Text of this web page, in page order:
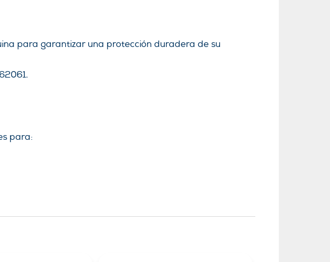
para garantizar una protección duradera de su
para: